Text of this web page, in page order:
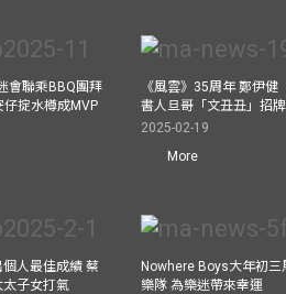
會聯乘BBQ團拜
掟水樽成MVP
《風雲》35周年 鄭伊
書人旦哥「文丑丑」招
2025-02-19
More
人最佳成績 蔡
太子女打氣
Nowhere Boys大年初
樂隊 為樂迷帶來幸運